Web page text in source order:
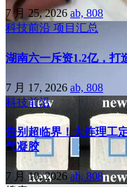
7 月 25, 2026 ab, 808
科技前沿 项目汇总
湖南六一斥资1.2亿，打
7 月 17, 2026 ab, 808
科技前沿
告别超临界！大连理工
气凝胶
7 月 10, 2026 ab, 808